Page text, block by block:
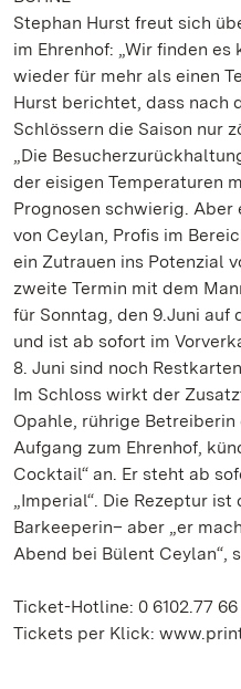
Stephan Hurst freut sich
im Ehrenhof: „Wir finden
wieder für mehr als einen
Hurst berichtet, dass nach
Schlössern die Saison nur
„Die
der eisigen Temperaturen
Prognosen schwierig.
von Ceylan, Profis im
ein Zutrauen ins Potenzial
zweite Termin mit dem
für Sonntag, den 9.Juni auf
und ist ab sofort im
8. Juni sind noch
Im Schloss wirkt der
Opahle, rührige Betreiberin
Aufgang zum Ehrenhof,
Cocktail“ an. Er steht ab
„Imperial“. Die Rezeptur
Barkeeperin– aber „er
Abend bei Bülent Ceylan“,
Ticket-Hotline: 0 6102.77
Tickets per Klick: